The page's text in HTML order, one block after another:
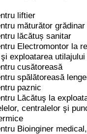
liftier
măturător grădinar
lăcătuș sanitar
Electromontor la
exploatarea utilajului
cusătoreasă
spălătoreasă
paznic
Lăcătuş la
centralelor şi
Bioinginer